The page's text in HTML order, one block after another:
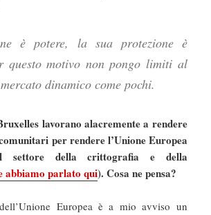
è potere, la sua protezione è
questo motivo non pongo limiti al
dinamico come pochi.
lavorano alacremente a rendere
per rendere l’Unione Europea
settore della crittografia e della
abbiamo parlato qui). Cosa ne pensa?
Europea è a mio avviso un